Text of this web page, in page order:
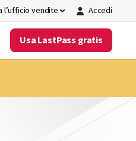
l’ufficio vendite Accedi
Usa LastPass gratis